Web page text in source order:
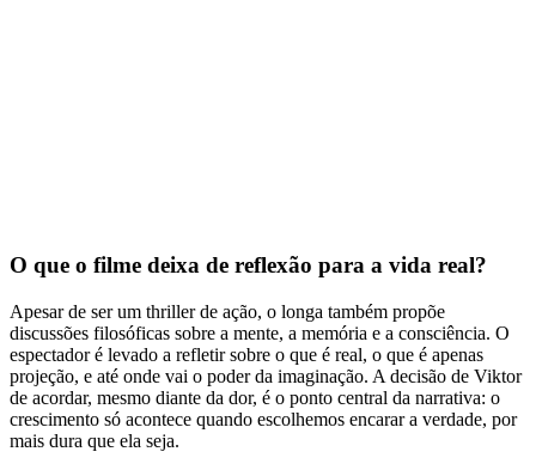
O que o filme deixa de reflexão para a vida real?
Apesar de ser um thriller de ação, o longa também propõe
discussões filosóficas sobre a mente, a memória e a consciência. O
espectador é levado a refletir sobre o que é real, o que é apenas
projeção, e até onde vai o poder da imaginação. A decisão de Viktor
de acordar, mesmo diante da dor, é o ponto central da narrativa: o
crescimento só acontece quando escolhemos encarar a verdade, por
mais dura que ela seja.